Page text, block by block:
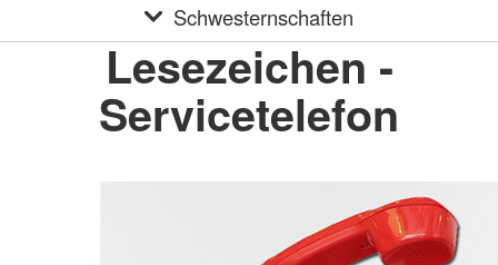
Schwesternschaften
Lesezeichen -
Servicetelefon